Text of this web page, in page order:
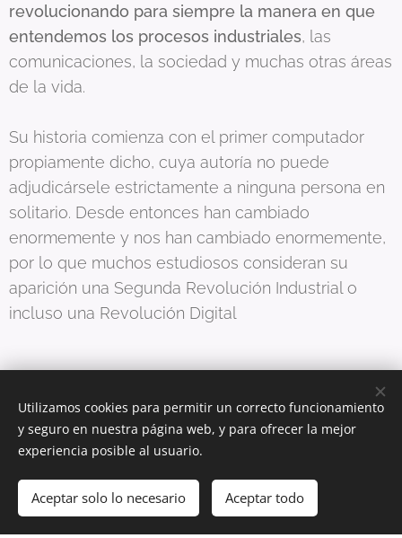
revolucionando para siempre la manera en que
entendemos los procesos industriales, las
comunicaciones, la sociedad y muchas otras áreas
de la vida.
Su historia comienza con el primer computador
propiamente dicho, cuya autoría no puede
adjudicársele estrictamente a ninguna persona en
solitario. Desde entonces han cambiado
enormemente y nos han cambiado enormemente,
por lo que muchos estudiosos consideran su
aparición una Segunda Revolución Industrial o
incluso una Revolución Digital
Creado conWebnode Cookies
¡Crea tu página web gratis! Comenzar
Utilizamos cookies para permitir un correcto funcionamiento
y seguro en nuestra página web, y para ofrecer la mejor
experiencia posible al usuario.
Aceptar solo lo necesario Aceptar todo